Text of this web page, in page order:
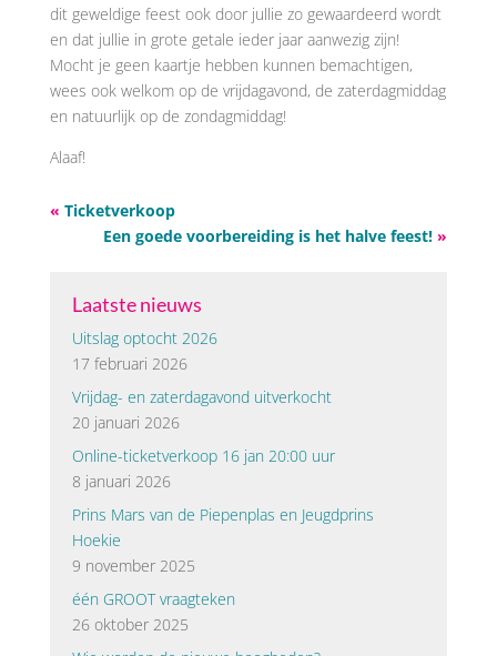
dit geweldige feest ook door jullie zo gewaardeerd wordt
en dat jullie in grote getale ieder jaar aanwezig zijn!
Mocht je geen kaartje hebben kunnen bemachtigen,
wees ook welkom op de vrijdagavond, de zaterdagmiddag
en natuurlijk op de zondagmiddag!
Alaaf!
« Ticketverkoop
Een goede voorbereiding is het halve feest! »
Laatste nieuws
Uitslag optocht 2026
17 februari 2026
Vrijdag- en zaterdagavond uitverkocht
20 januari 2026
Online-ticketverkoop 16 jan 20:00 uur
8 januari 2026
Prins Mars van de Piepenplas en Jeugdprins
Hoekie
9 november 2025
één GROOT vraagteken
26 oktober 2025